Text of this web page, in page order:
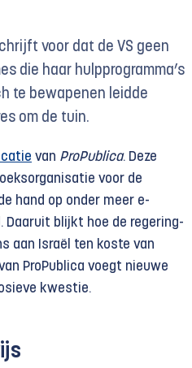
voor dat de VS geen
die haar hulpprogramma’s
te bewapenen leidde
om de tuin.
van ProPublica. Deze
voor de
hand op onder meer e-
Daaruit blijkt hoe de regering-
aan Israël ten koste van
ProPublica voegt nieuwe
kwestie.